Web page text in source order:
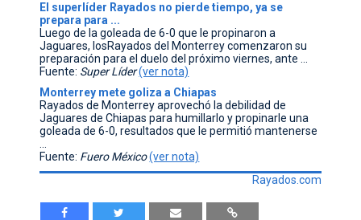
El superlíder Rayados no pierde tiempo, ya se
prepara para ...
Luego de la goleada de 6-0 que le propinaron a
Jaguares, losRayados del Monterrey comenzaron su
preparación para el duelo del próximo viernes, ante ...
Fuente: Super Líder(ver nota)
Monterrey mete goliza a Chiapas
Rayados de Monterrey aprovechó la debilidad de
Jaguares de Chiapas para humillarlo y propinarle una
goleada de 6-0, resultados que le permitió mantenerse
Fuente: Fuero México(ver nota)
Rayados.com